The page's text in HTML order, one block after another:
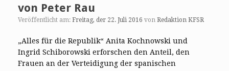
von Peter Rau
Veröffentlicht am: Freitag, der 22. Juli 2016 von Redaktion KFSR
„Alles für die Republik“ Anita Kochnowski und
Ingrid Schiborowski erforschen den Anteil, den
Frauen an der Verteidigung der spanischen